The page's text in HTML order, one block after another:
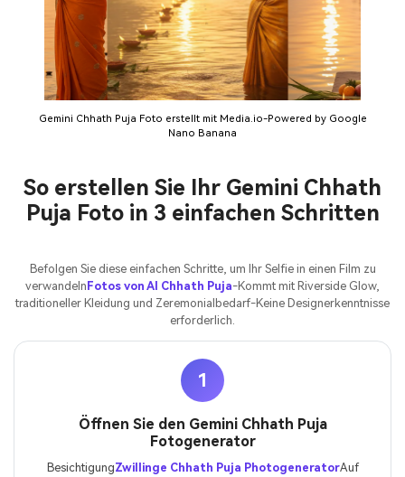
Gemini Chhath Puja Foto erstellt mit Media.io-Powered by Google
Nano Banana
So erstellen Sie Ihr Gemini Chhath
Puja Foto in 3 einfachen Schritten
Befolgen Sie diese einfachen Schritte, um Ihr Selfie in einen Film zu
verwandeln Fotos von AI Chhath Puja-Kommt mit Riverside Glow,
traditioneller Kleidung und Zeremonialbedarf-Keine Designerkenntnisse
erforderlich.
1
Öffnen Sie den Gemini Chhath Puja
Fotogenerator
BesichtigungZwillinge Chhath Puja PhotogeneratorAuf